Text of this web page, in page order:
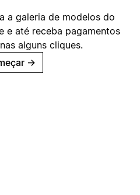
a galeria de modelos do
e até receba pagamentos
alguns cliques.
→